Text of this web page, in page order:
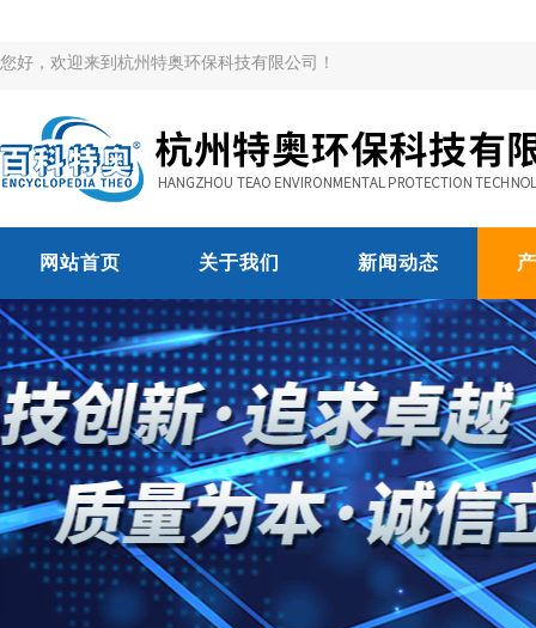
您好，欢迎来到杭州特奥环保科技有限公司！
网站首页 关于我们 新闻动态